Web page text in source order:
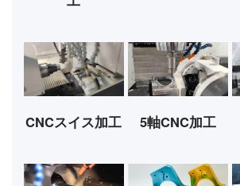
CNCスイス加工 5軸CNC加工